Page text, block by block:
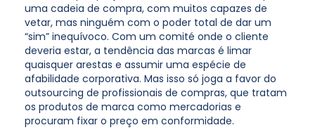
uma cadeia de compra, com muitos capazes de
vetar, mas ninguém com o poder total de dar um
“sim” inequívoco. Com um comité onde o cliente
deveria estar, a tendência das marcas é limar
quaisquer arestas e assumir uma espécie de
afabilidade corporativa. Mas isso só joga a favor do
outsourcing de profissionais de compras, que tratam
os produtos de marca como mercadorias e
procuram fixar o preço em conformidade.